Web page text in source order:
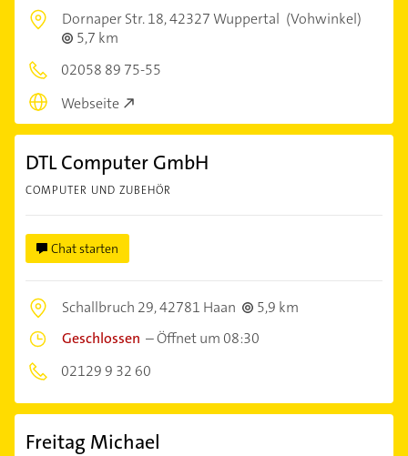
Dornaper Str. 18,42327 Wuppertal (Vohwinkel)
5,7 km
02058 89 75-55
Webseite
DTL Computer GmbH
COMPUTER UND ZUBEHÖR
Chat starten
Schallbruch 29,42781 Haan
5,9 km
Geschlossen –Öffnet um 08:30
02129 9 32 60
Freitag Michael